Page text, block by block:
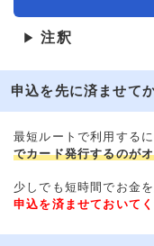
▶ 注釈
申込を先に済ませて
最短ルートで利用するに
でカード発行するのが
少しでも短時間でお金
申込を済ませておいてく